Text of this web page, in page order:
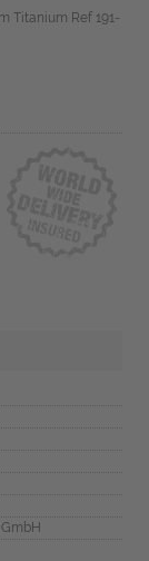
Titanium Ref 191-